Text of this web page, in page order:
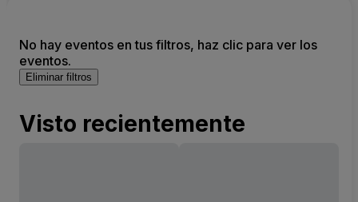
No hay eventos en tus filtros, haz clic para ver los
eventos.
Eliminar filtros
Visto recientemente